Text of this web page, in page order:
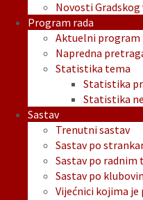
Novosti Gradskog
Program rada
Aktuelni program
Napredna
Statistika tema
Statistika
Statistika
Sastav
Trenutni sastav
Sastav po
Sastav po radnim
Sastav po
Vijećnici kojima